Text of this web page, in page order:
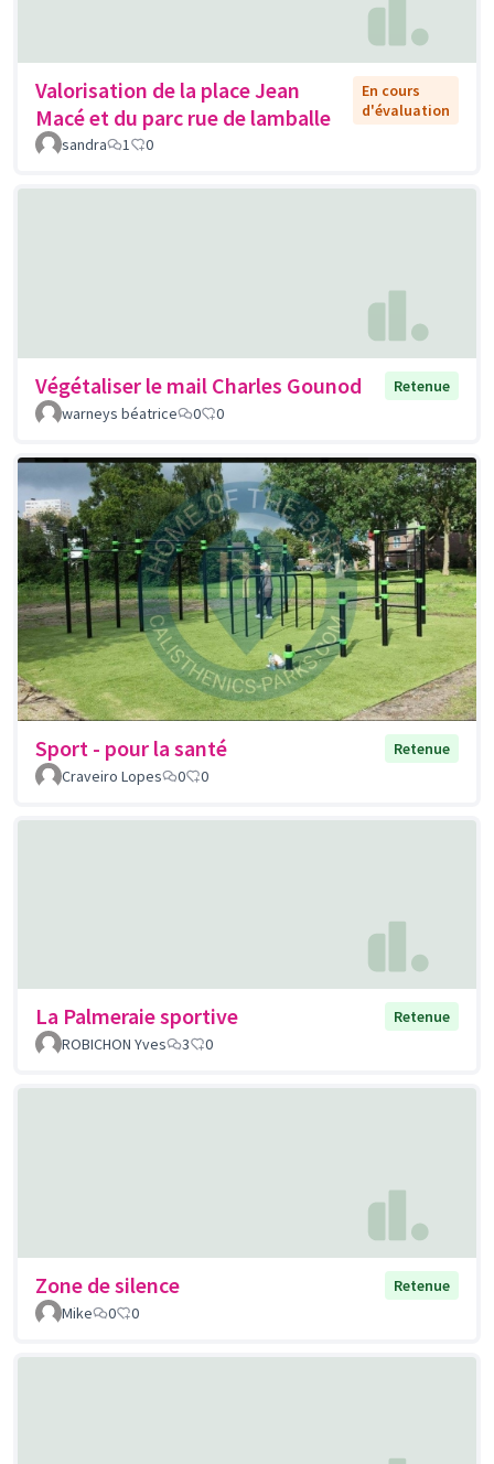
Valorisation de la place Jean
Macé et du parc rue de lamballe
En cours
d'évaluation
sandra
1 0
Végétaliser le mail Charles Gounod
Retenue
warneys béatrice
0 0
Sport - pour la santé
Retenue
Craveiro Lopes
0 0
La Palmeraie sportive
Retenue
ROBICHON Yves
3 0
Zone de silence
Retenue
Mike
0 0